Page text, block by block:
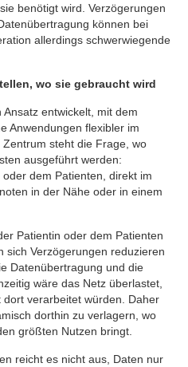
benötigt wird. Verzögerungen
können bei
allerdings schwerwiegende
wo sie gebraucht wird
entwickelt, mit dem
Anwendungen flexibler im
steht die Frage, wo
ausgeführt werden:
dem Patienten, direkt im
in der Nähe oder in einem
Patientin oder dem Patienten
sich Verzögerungen reduzieren
Datenübertragung und die
wäre das Netz überlastet,
verarbeitet würden. Daher
dorthin zu verlagern, wo
größten Nutzen bringt.
reicht es nicht aus, Daten nur